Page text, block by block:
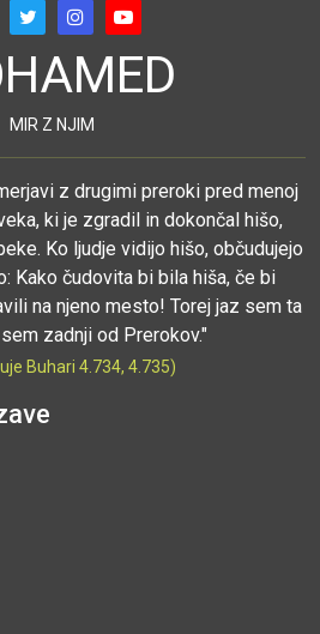
MIR Z NJIM
z drugimi preroki pred menoj
ki je zgradil in dokončal hišo,
Ko ljudje vidijo hišo, občudujejo
Kako čudovita bi bila hiša, če bi
na njeno mesto! Torej jaz sem ta
zadnji od Prerokov."
Buhari 4.734, 4.735)